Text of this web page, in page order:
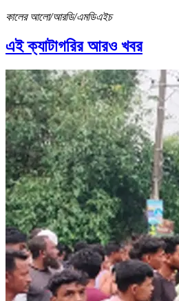
কালের আলো/আরডি/এমডিএইচ
এই ক্যাটাগরির আরও খবর